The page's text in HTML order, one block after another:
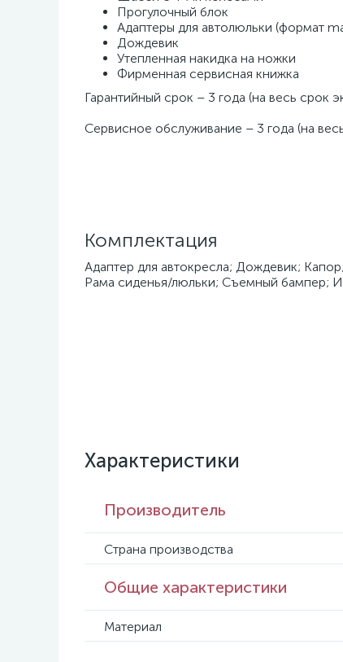
Прогулочный блок
Адаптеры для автолюльки (формат
Дождевик
Утепленная накидка на ножки
Фирменная сервисная книжка
Гарантийный срок – 3 года (на весь срок
Сервисное обслуживание – 3 года (на
Комплектация
Адаптер для автокресла; Дождевик;
Рама сиденья/люльки; Съемный бампер;
Характеристики
Производитель
Страна производства
Общие характеристики
Материал